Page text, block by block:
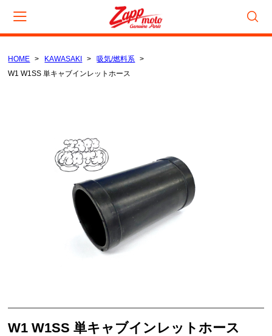
在庫処分セール
HOME KAWASAKI
吸気/燃料系
W1 W1SS 単キャブインレットホース
W1 W1SS 単キャブインレットホース